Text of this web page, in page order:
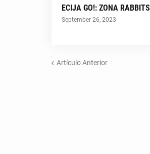
ECIJA GO!: ZONA RABBITS
September 26, 2023
Artículo Anterior